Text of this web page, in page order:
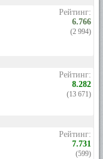
Рейтинг:
6.766
(2 994)
Рейтинг:
8.282
(13 671)
Рейтинг:
7.731
(599)